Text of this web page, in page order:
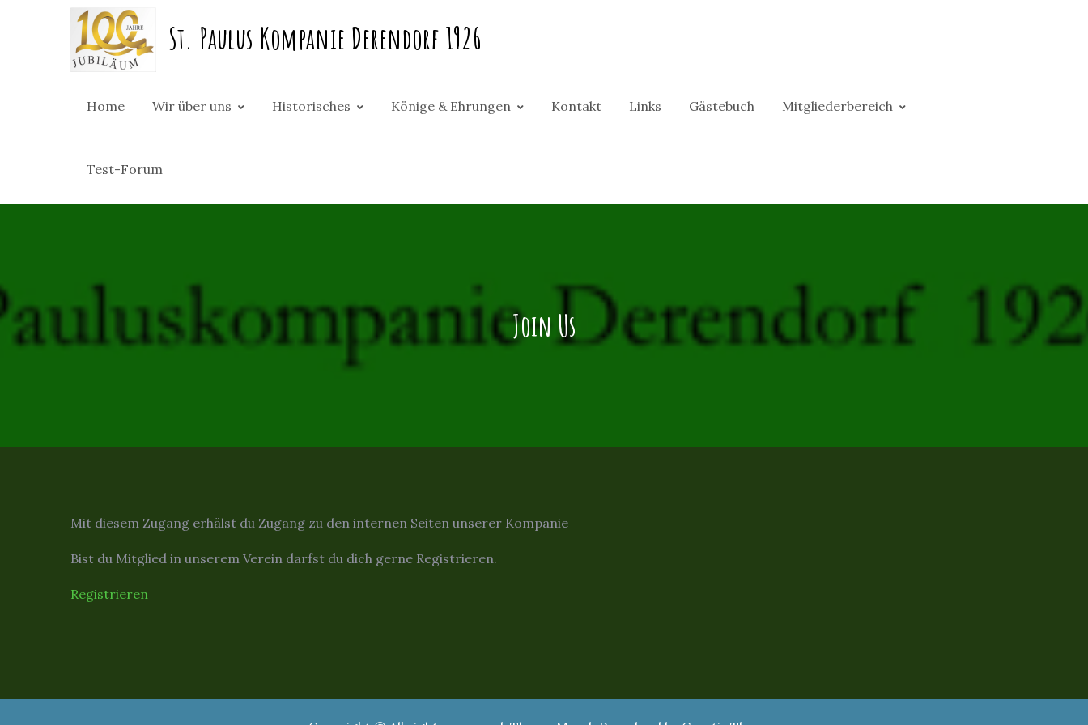
St. Paulus Kompanie Derendorf 1926
Home Wir über uns Historisches Könige & Ehrungen Kontakt Links Gästebuch Mitgliederbereich
Test-Forum
Join Us
Mit diesem Zugang erhälst du Zugang zu den internen Seiten unserer Kompanie
Bist du Mitglied in unserem Verein darfst du dich gerne Registrieren.
Registrieren